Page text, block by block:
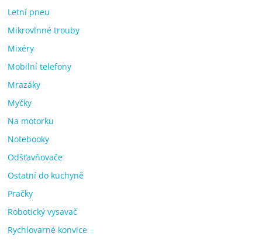
Letní pneu
Mikrovlnné trouby
Mixéry
Mobilní telefony
Mrazáky
Myčky
Na motorku
Notebooky
Odšťavňovače
Ostatní do kuchyně
Pračky
Robotický vysavač
Rychlovarné konvice